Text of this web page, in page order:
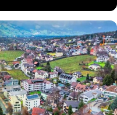
ne parası ama dünyanın
listesinde zirveden
herkes milyarder.